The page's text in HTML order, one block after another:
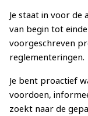
Je staat in voor
van begin tot
voorgeschreven
reglementeringen.
Je bent proactief
voordoen,
zoekt naar de